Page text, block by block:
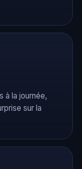
à la journée,
sur la